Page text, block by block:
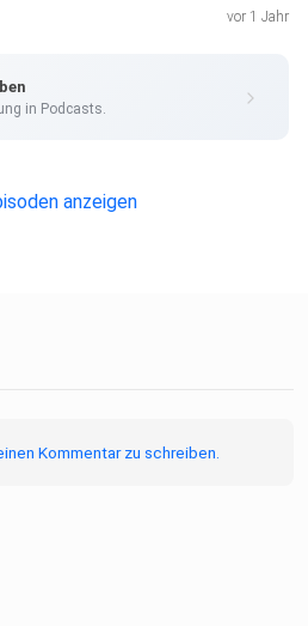
ihr euch hier weitere
vor 1 Jahr
in Podcasts.
anzeigen
Kommentar zu schreiben.